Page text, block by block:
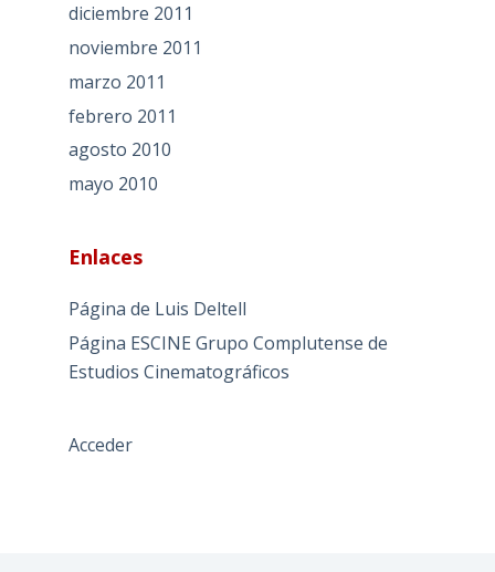
diciembre 2011
noviembre 2011
marzo 2011
febrero 2011
agosto 2010
mayo 2010
Enlaces
Página de Luis Deltell
Página ESCINE Grupo Complutense de
Estudios Cinematográficos
Acceder